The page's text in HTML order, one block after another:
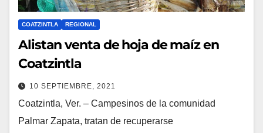
COATZINTLA REGIONAL
Alistan venta de hoja de maíz en
Coatzintla
10 SEPTIEMBRE, 2021
Coatzintla, Ver. – Campesinos de la comunidad
Palmar Zapata, tratan de recuperarse